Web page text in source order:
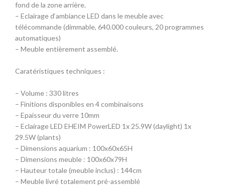
fond de la zone arrière.
– Eclairage d‘ambiance LED dans le meuble avec
télécommande (dimmable, 640.000 couleurs, 20 programmes
automatiques)
– Meuble entièrement assemblé.
Caratéristiques techniques :
– Volume : 330 litres
– Finitions disponibles en 4 combinaisons
– Epaisseur du verre 10mm
– Eclairage LED EHEIM PowerLED 1x 25.9W (daylight) 1x
29.5W (plants)
– Dimensions aquarium : 100x60x65H
– Dimensions meuble : 100x60x79H
– Hauteur totale (meuble inclus) : 144cm
– Meuble livré totalement pré-assemblé